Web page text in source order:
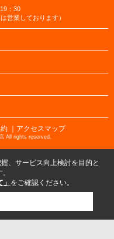
：30
営業しております）
｜アクセスマップ
All rights reserved.
、サービス向上検討を目的と
をご確認ください。